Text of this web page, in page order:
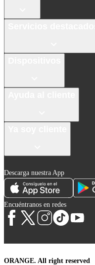
Descarga nuestra App
Encuéntranos en redes
ORANGE. All right reserved